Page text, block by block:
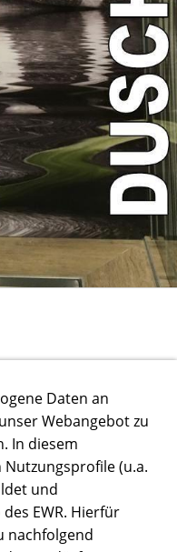
Daten an
Webangebot zu
In diesem
(u.a.
und
EWR. Hierfür
nachfolgend